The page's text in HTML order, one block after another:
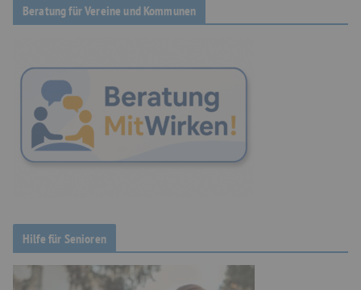
Beratung für Vereine und Kommunen
Hilfe für Senioren